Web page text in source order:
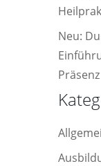
Neu:
Präsenz